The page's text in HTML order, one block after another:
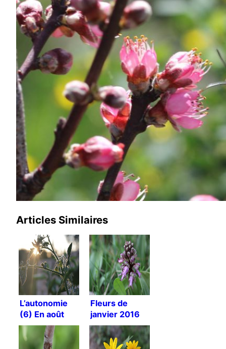
Articles Similaires
L’autonomie
(6) En août
c’est plus
simple !
Fleurs de
janvier 2016